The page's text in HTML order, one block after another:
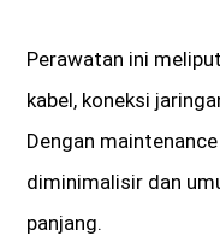
Perawatan ini
kabel, koneksi
Dengan
diminimalisir dan
panjang.